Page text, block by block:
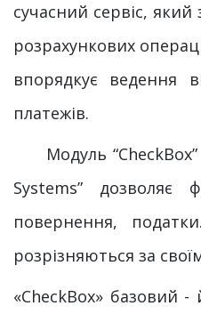
сучасний сервіс,
розрахункових
впорядкує ведення
платежів.
Модуль
Systems” дозволяє
повернення,
розрізняються за
«CheckBox» базовий -